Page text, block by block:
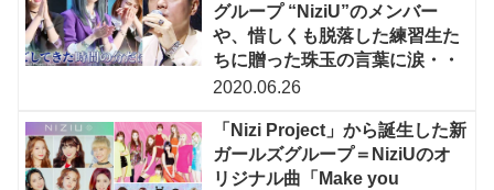
グループ “NiziU”のメンバー
や、惜しくも脱落した練習生た
ちに贈った珠玉の言葉に涙・・
2020.06.26
「Nizi Project」から誕生した新
ガールズグループ＝NiziUのオ
リジナル曲「Make you